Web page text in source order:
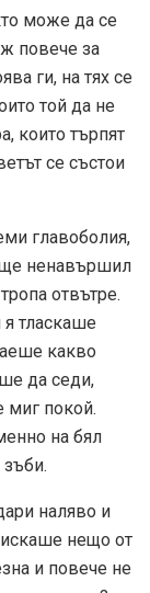
може да се
повече за
ги, на тях се
той да не
които търпят
се състои
главоболия,
ненавършил
отвътре.
я тласкаше
какво
да седи,
миг покой.
на бял
наляво и
нещо от
и повече не